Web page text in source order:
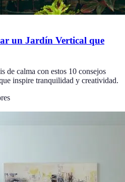
un Jardín Vertical que
de calma con estos 10 consejos
inspire tranquilidad y creatividad.